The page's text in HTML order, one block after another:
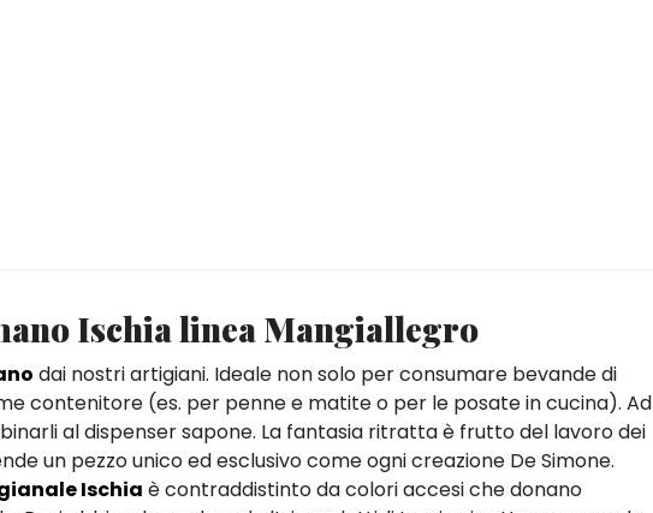
Ischia linea Mangiallegro
dai nostri artigiani. Ideale non solo per consumare bevande di
contenitore (es. per penne e matite o per le posate in cucina). Ad
al dispenser sapone. La fantasia ritratta è frutto del lavoro dei
un pezzo unico ed esclusivo come ogni creazione De Simone.
Ischia è contraddistinto da colori accesi che donano